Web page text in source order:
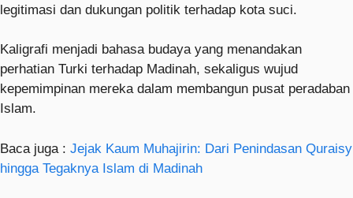
legitimasi dan dukungan politik terhadap kota suci.
Kaligrafi menjadi bahasa budaya yang menandakan
perhatian Turki terhadap Madinah, sekaligus wujud
kepemimpinan mereka dalam membangun pusat peradaban
Islam.
Baca juga : Jejak Kaum Muhajirin: Dari Penindasan Quraisy
hingga Tegaknya Islam di Madinah